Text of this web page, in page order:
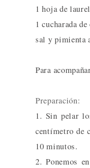
1 hoja de
1 cucharada
sal y pimienta
Para
Preparación:
1. Sin pelar
centímetro de
10 minutos.
2. Ponemos